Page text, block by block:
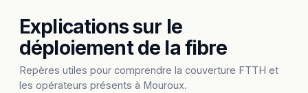
Explications sur le
déploiement de la fibre
Repères utiles pour comprendre la couverture FTTH et
les opérateurs présents à Mouroux.